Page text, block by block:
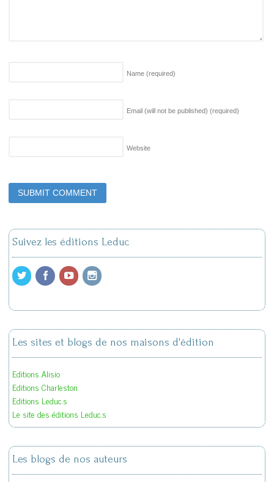
Name (required)
Email (will not be published) (required)
Website
Suivez les éditions Leduc
Les sites et blogs de nos maisons d'édition
Editions Alisio
Editions Charleston
Editions Leduc.s
Le site des éditions Leduc.s
Les blogs de nos auteurs